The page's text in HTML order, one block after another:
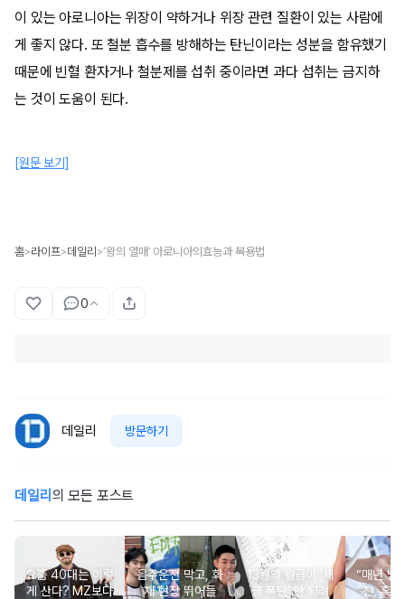
이 있는 아로니아는 위장이 약하거나 위장 관련 질환이 있는 사람에
게 좋지 않다. 또 철분 흡수를 방해하는 탄닌이라는 성분을 함유했기
때문에 빈혈 환자거나 철분제를 섭취 중이라면 과다 섭취는 금지하
는 것이 도움이 된다.
[원문 보기]
홈>라이프>데일리 >‘왕의 열매’ 아로니아의효능과 복용법
0
데일리 방문하기
데일리 의 모든 포스트
요즘 40대는 이렇
게 산다? MZ보다
음주운전 막고, 화
재 현장 뛰어들
13월의 월급이 '세
금 폭탄' 안 되려
“매년 받
진, 혹시